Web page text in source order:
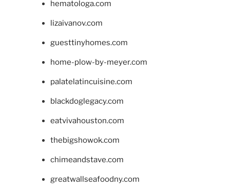
hematologa.com
lizaivanov.com
guesttinyhomes.com
home-plow-by-meyer.com
palatelatincuisine.com
blackdoglegacy.com
eatvivahouston.com
thebigshowok.com
chimeandstave.com
greatwallseafoodny.com